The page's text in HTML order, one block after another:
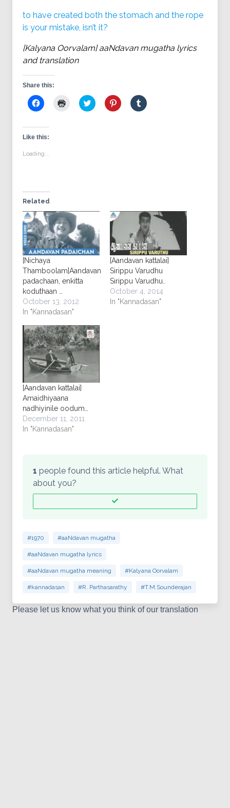
to have created both the stomach and the rope
is your mistake, isn’t it?
[Kalyana Oorvalam] aaNdavan mugatha lyrics
and translation
Share this:
Click
to
Facebook
(Opens
in
window)
Click Click
to
Click
to
Click
to
Like this:
Loading...
Related
[Nichaya
Thamboolam]Aandavan
padachaan, enkitta
koduthaan …
October 13, 2012
In "Kannadasan"
[Aandavan kattalai]
Sirippu Varudhu
Sirippu Varudhu..
October 4, 2014
In "Kannadasan"
[Aandavan kattalai]
Amaidhiyaana
nadhiyinile oodum…
December 11, 2011
In "Kannadasan"
1 people found this article helpful. What
about you?
#1970 #aaNdavan mugatha
#aaNdavan mugatha lyrics
#aaNdavan mugatha meaning #Kalyana Oorvalam
#kannadasan #R. Parthasarathy #T.M.Sounderajan
Please let us know what you think of our translation